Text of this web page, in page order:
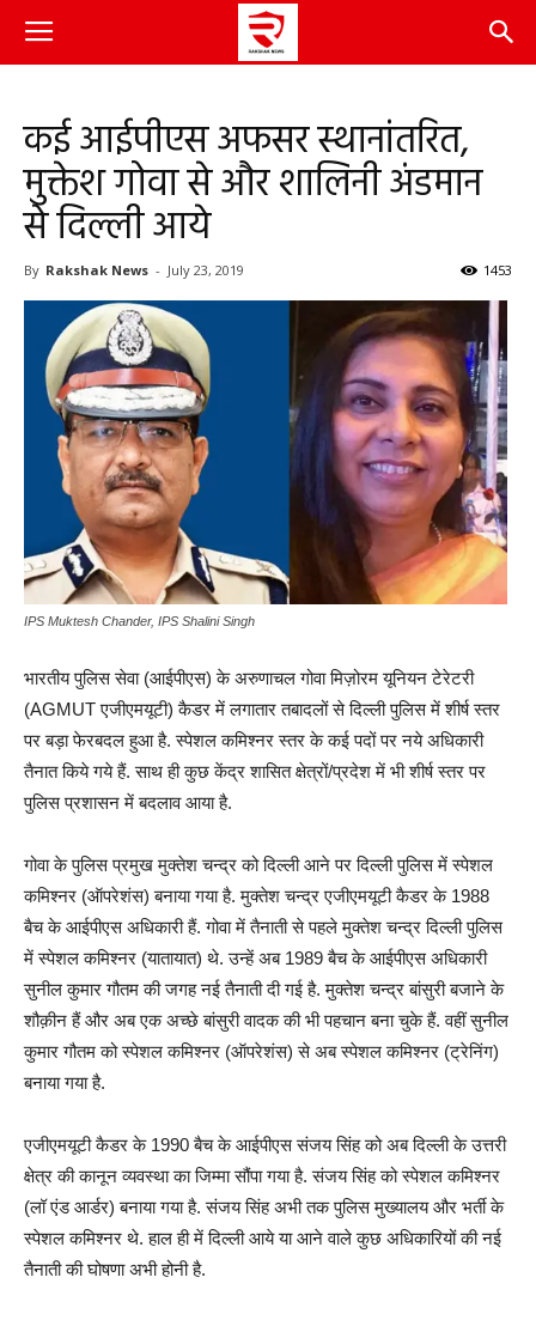
कई आईपीएस अफसर स्थानांतरित,
मुक्तेश गोवा से और शालिनी अंडमान
से दिल्ली आये
By Rakshak News - July 23, 2019 1453
IPS Muktesh Chander, IPS Shalini Singh
भारतीय पुलिस सेवा (आईपीएस) के अरुणाचल गोवा मिज़ोरम यूनियन टेरेटरी
(AGMUT एजीएमयूटी) कैडर में लगातार तबादलों से दिल्ली पुलिस में शीर्ष स्तर
पर बड़ा फेरबदल हुआ है. स्पेशल कमिश्नर स्तर के कई पदों पर नये अधिकारी
तैनात किये गये हैं. साथ ही कुछ केंद्र शासित क्षेत्रों/प्रदेश में भी शीर्ष स्तर पर
पुलिस प्रशासन में बदलाव आया है.
गोवा के पुलिस प्रमुख मुक्तेश चन्द्र को दिल्ली आने पर दिल्ली पुलिस में स्पेशल
कमिश्नर (ऑपरेशंस) बनाया गया है. मुक्तेश चन्द्र एजीएमयूटी कैडर के 1988
बैच के आईपीएस अधिकारी हैं. गोवा में तैनाती से पहले मुक्तेश चन्द्र दिल्ली पुलिस
में स्पेशल कमिश्नर (यातायात) थे. उन्हें अब 1989 बैच के आईपीएस अधिकारी
सुनील कुमार गौतम की जगह नई तैनाती दी गई है. मुक्तेश चन्द्र बांसुरी बजाने के
शौक़ीन हैं और अब एक अच्छे बांसुरी वादक की भी पहचान बना चुके हैं. वहीं सुनील
कुमार गौतम को स्पेशल कमिश्नर (ऑपरेशंस) से अब स्पेशल कमिश्नर (ट्रेनिंग)
बनाया गया है.
एजीएमयूटी कैडर के 1990 बैच के आईपीएस संजय सिंह को अब दिल्ली के उत्तरी
क्षेत्र की कानून व्यवस्था का जिम्मा सौंपा गया है. संजय सिंह को स्पेशल कमिश्नर
(लॉ एंड आर्डर) बनाया गया है. संजय सिंह अभी तक पुलिस मुख्यालय और भर्ती के
स्पेशल कमिश्नर थे. हाल ही में दिल्ली आये या आने वाले कुछ अधिकारियों की नई
तैनाती की घोषणा अभी होनी है.